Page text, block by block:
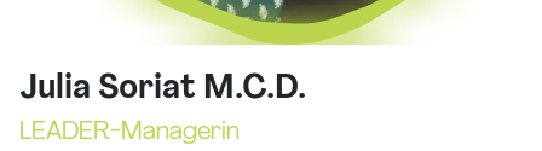
Julia Soriat M.C.D.
LEADER-Managerin